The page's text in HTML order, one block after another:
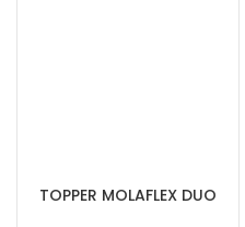
TOPPER MOLAFLEX DUO